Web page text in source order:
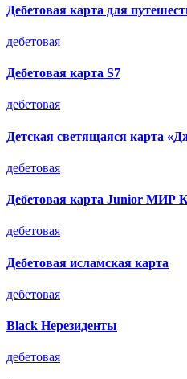
Дебетовая карта для
дебетовая
Дебетовая карта S7
дебетовая
Детская светящаяся карта
дебетовая
Дебетовая карта Junior МИР
дебетовая
Дебетовая исламская карта
дебетовая
Black Нерезиденты
дебетовая